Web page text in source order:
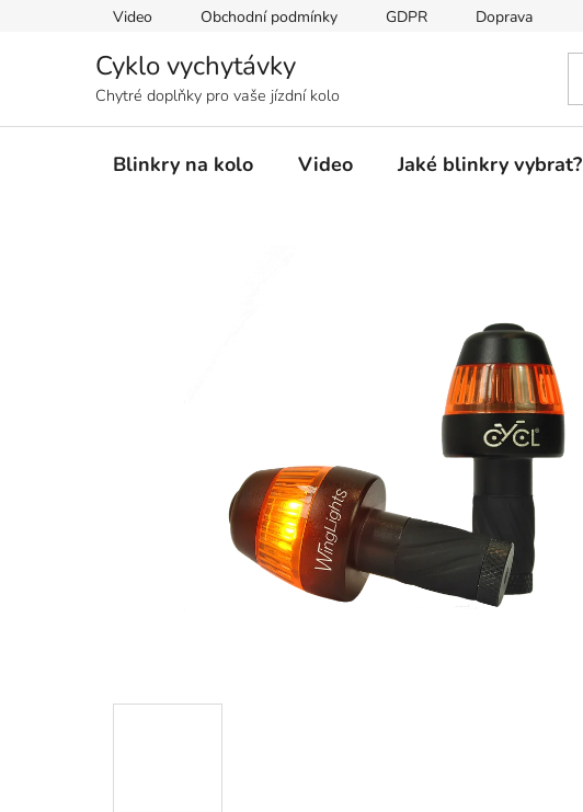
Video Obchodní podmínky GDPR Doprava
Cyklo vychytávky
Chytré doplňky pro vaše jízdní kolo
Blinkry na kolo Video Jaké blinkry vybrat?